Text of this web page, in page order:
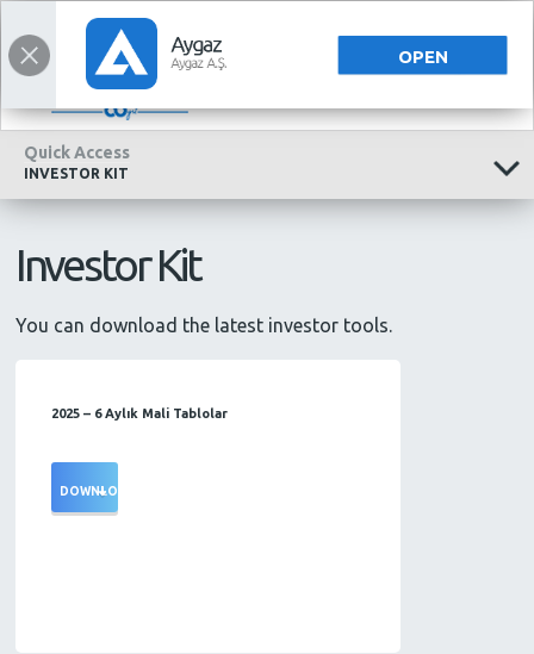
OPEN
INVESTOR RELATIONS
INVESTOR RELATIONS
Quick Access
INVESTOR KIT
Investor Kit
You can download the latest investor tools.
2025 – 6 Aylık Mali Tablolar
DOWNLOAD